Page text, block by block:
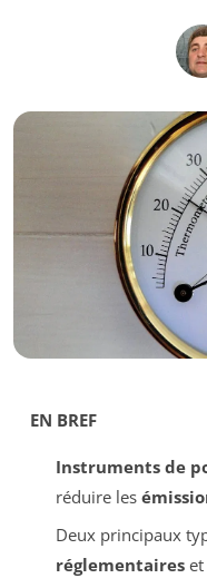
EN BREF
Instruments de
réduire les
Deux principaux
réglementaireset